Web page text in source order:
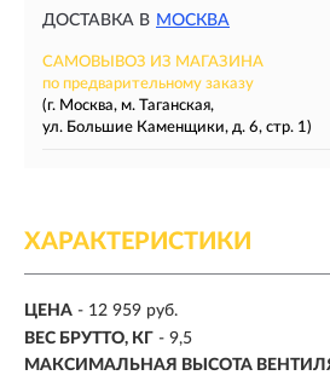
ДОСТАВКА В МОСКВА
САМОВЫВОЗ ИЗ МАГАЗИНА
по предварительному заказу
(г. Москва, м. Таганская,
ул. Большие Каменщики, д. 6, стр. 1)
ХАРАКТЕРИСТИКИ
ЦЕНА - 12 959 руб.
ВЕС БРУТТО, КГ - 9,5
МАКСИМАЛЬНАЯ ВЫСОТА